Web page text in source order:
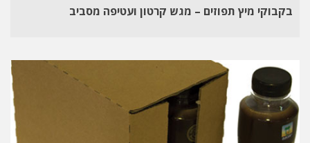
בקבוקי מיץ תפוזים – מגש קרטון ועטיפה מסביב